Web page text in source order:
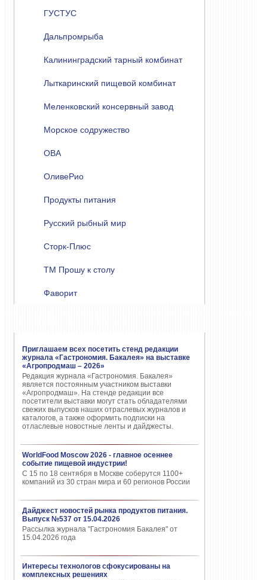
ГУСТУС
Дальпромрыба
Калининградский тарный комбинат
Лыткаринский пищевой комбинат
Меленковский консервный завод
Морское содружество
ОВА
ОливеРио
Продукты питания
Русский рыбный мир
Сторк-Плюс
ТМ Прошу к столу
Фаворит
Приглашаем всех посетить стенд редакции
журнала «Гастрономия. Бакалея» на выставке
«Агропродмаш – 2026»
Редакция журнала «Гастрономия. Бакалея»
является постоянным участником выставки
«Агропродмаш». На стенде редакции все
посетители выставки могут стать обладателями
свежих выпусков наших отраслевых журналов и
каталогов, а также оформить подписки на
отласлевые новостные ленты и дайджесты.
WorldFood Moscow 2026 - главное осеннее
событие пищевой индустрии!
С 15 по 18 сентября в Москве соберутся 1100+
компаний из 30 стран мира и 60 регионов России
Дайджест новостей рынка продуктов питания.
Выпуск №537 от 15.04.2026
Рассылка журнала "Гастрономия Бакалея" от
15.04.2026 года
Интересы технологов сфокусированы на
комплексных решениях